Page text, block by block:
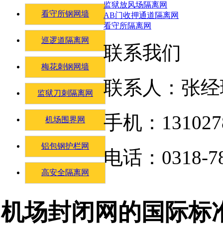
看守所钢网墙
巡逻道隔离网
梅花刺钢网墙
监狱刀刺隔离网
机场围界网
铝包钢护栏网
高安全隔离网
机场封闭网的国际标
监狱放风场隔离网
AB门收押通道隔离网
看守所隔离网
联系我们
联系人：张
手机：
电话：0318-